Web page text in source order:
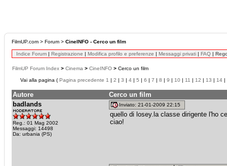
FilmUP.com > Forum > CineINFO - Cerco un film
Indice Forum | Registrazione | Modifica profilo e preferenze | Messaggi privati | FAQ |
FilmUP Forum Index > Cinema > CineINFO > Cerco un film
Vai alla pagina ( Pagina precedente 1 | 2 | 3 | 4 | 5 | 6 | 7 | 8 | 9 | 10 | 11 | 12 | 13 | 14 |
Autore
Cerco un film
badlands
Reg.: 01 Mag 2002
Messaggi: 14498
Da: urbania (PS)
Inviato: 21-01-2009 22:15
quello di losey.la classe dirigente l'ho
ciao!